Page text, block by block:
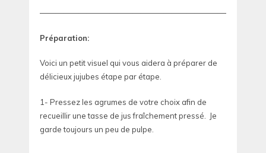
Préparation:
Voici un petit visuel qui vous aidera à préparer de
délicieux jujubes étape par étape.
1- Pressez les agrumes de votre choix afin de
recueillir une tasse de jus fraîchement pressé. Je
garde toujours un peu de pulpe.